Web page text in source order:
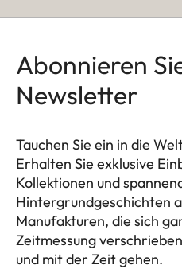
Abonnieren
Newsletter
Tauchen Sie ein in die
Erhalten Sie exklusive
Kollektionen und
Hintergrundgeschichten
Manufakturen, die sich
Zeitmessung
und mit der Zeit gehen.